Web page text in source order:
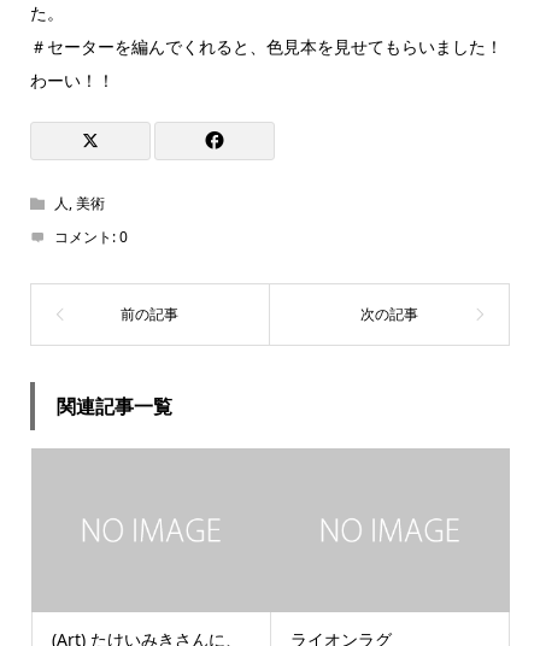
た。
＃セーターを編んでくれると、色見本を見せてもらいました！
わーい！！
人,美術
コメント:0
関連記事一覧
(Art) たけいみきさんに、
ライオンラグ